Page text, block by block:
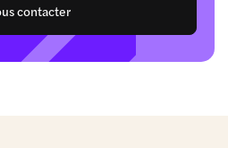
contacter